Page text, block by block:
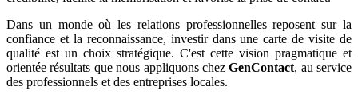
Dans un monde où les relations professionnelles reposent sur la
confiance et la reconnaissance, investir dans une carte de visite de
qualité est un choix stratégique. C'est cette vision pragmatique et
orientée résultats que nous appliquons chezGenContact, au service
des professionnels et des entreprises locales.